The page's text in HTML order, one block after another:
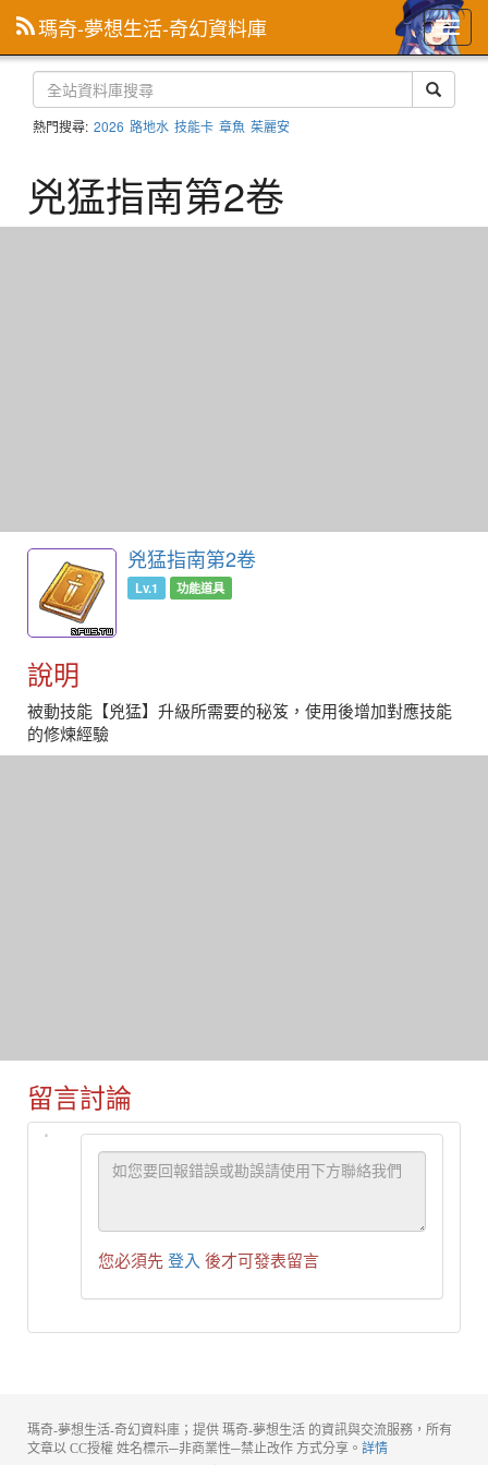
主
選
單
瑪奇-夢想生活-奇幻資料庫
熱門搜尋: 2026 路地水 技能卡 章魚 茱麗安
兇猛指南第2卷
兇猛指南第2卷
Lv.1 功能道具
說明
被動技能【兇猛】升級所需要的秘笈，使用後增加對應技能
的修煉經驗
留言討論
您必須先 登入 後才可發表留言
瑪奇-夢想生活-奇幻資料庫；提供 瑪奇-夢想生活 的資訊與交流服務，所有
文章以 CC授權 姓名標示─非商業性─禁止改作 方式分享。 詳情